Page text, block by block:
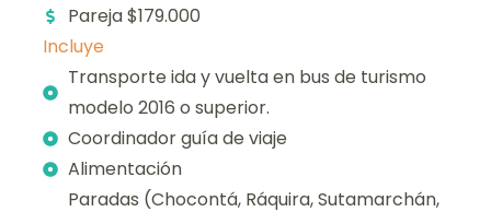
Pareja $179.000
Incluye
Transporte ida y vuelta en bus de turismo
modelo 2016 o superior.
Coordinador guía de viaje
Alimentación
Paradas (Chocontá, Ráquira, Sutamarchán,